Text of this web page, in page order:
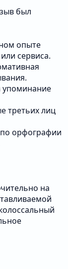
был
опыте
сервиса.
упоминание
третьих лиц
орфографии
на